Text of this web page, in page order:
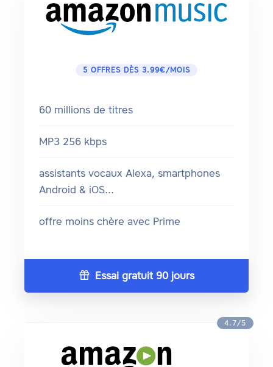
5 OFFRES DÈS 3.99€/MOIS
60 millions de titres
MP3 256 kbps
assistants vocaux Alexa, smartphones
Android & iOS...
offre moins chère avec Prime
Essai gratuit 90 jours
4.7/5